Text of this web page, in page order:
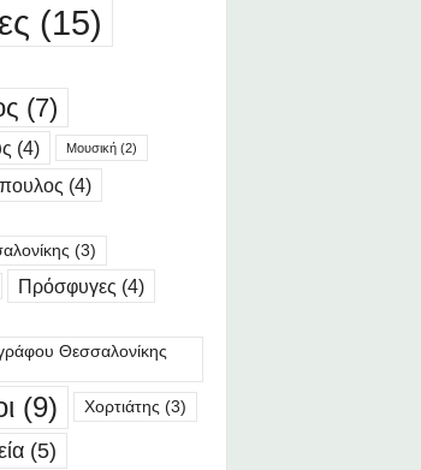
(15)
(7)
(4) Μουσική(2)
(4)
(3)
Πρόσφυγες (4)
Θεσσαλονίκης
(9) Χορτιάτης (3)
(5)